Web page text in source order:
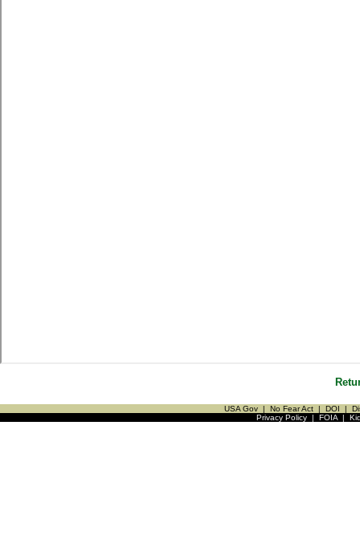
USA Gov | No Fear Act | DOI |
Privacy Policy| FOIA|